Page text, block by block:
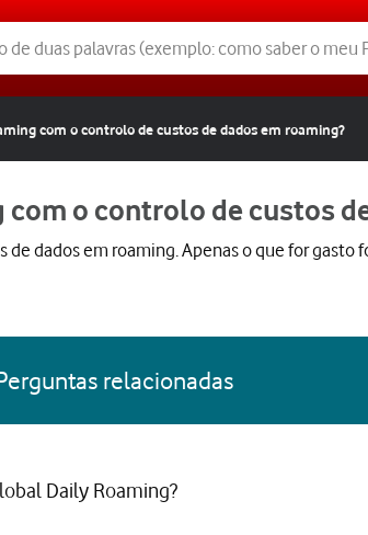
com o controlo de custos de dados em roaming?
o controlo de custos
dados em roaming. Apenas o que for gasto
relacionadas
Daily Roaming?